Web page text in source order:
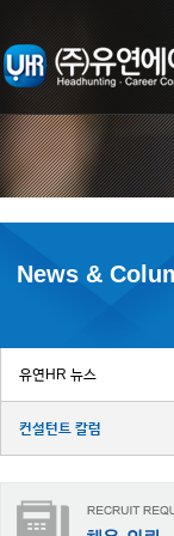
News &
유연HR 뉴스
컨설턴트 칼럼